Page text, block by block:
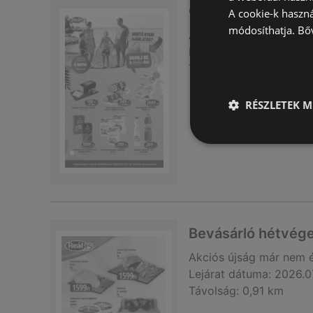
Országos
Akciós újság már nem
Lejárat dátuma:
Távolság:
Bevásárló
Akciós újság már nem
Lejárat dátuma:
Távolság: 0,91 km
A cookie-k
módosíthatja.
RÉSZLETEK